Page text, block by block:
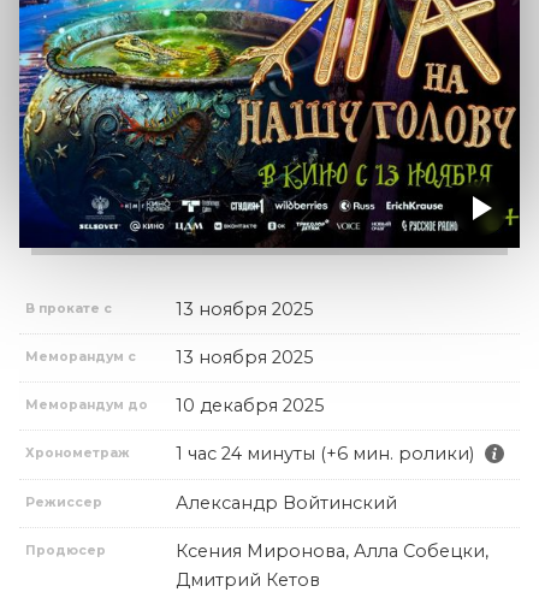
В прокате с 13 ноября 2025
Меморандум с 13 ноября 2025
Меморандум до 10 декабря 2025
Хронометраж 1 час 24 минуты (+6 мин. ролики)
Режиссер Александр Войтинский
Продюсер
Ксения Миронова, Алла Собецки,
Дмитрий Кетов